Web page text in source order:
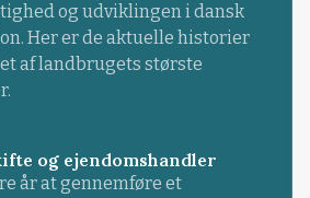
og udviklingen i dansk
Her er de aktuelle historier
af landbrugets største
og ejendomshandler
år at gennemføre et